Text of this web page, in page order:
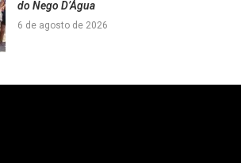
do Nego D’Água
6 de agosto de 2026